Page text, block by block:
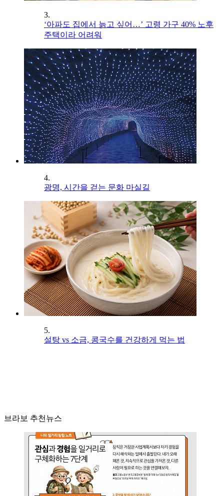
3.
‘아파도 집에서 늙고 싶어…’ 고령 가구 40% 노후
주택이라 어려워
4.
광명, 시간을 걷는 문화 마실길
5.
설탕 vs 소금, 콩국수를 건강하게 먹는 법
브라보 추천뉴스